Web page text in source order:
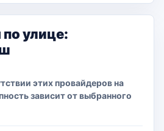
улице:
этих провайдеров на
зависит от выбранного